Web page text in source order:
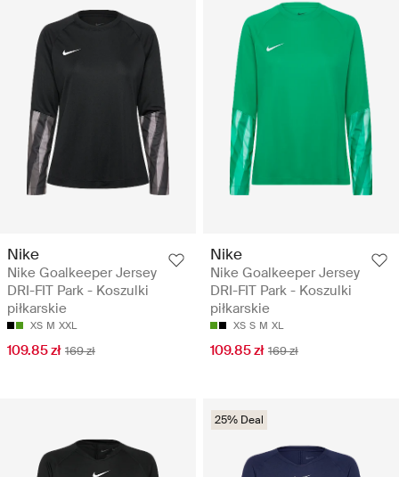
Nike
Nike Goalkeeper Jersey
DRI-FIT Park - Koszulki
piłkarskie
XS M XXL
109.85 zł 169 zł
Nike
Nike Goalkeeper Jersey
DRI-FIT Park - Koszulki
piłkarskie
XS S M XL
109.85 zł 169 zł
25% Deal